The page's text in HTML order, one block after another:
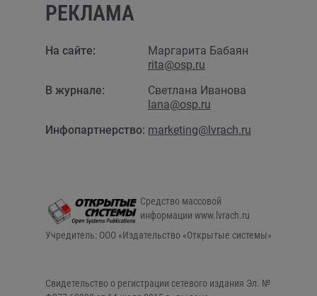
РЕКЛАМА
На сайте:
Маргарита Бабаян
rita@osp.ru
В журнале:
Светлана Иванова
lana@osp.ru
Инфопартнерство: marketing@lvrach.ru
Средство массовой
информации www.lvrach.ru
Учредитель: ООО «Издательство «Открытые системы»
Свидетельство о регистрации сетевого издания Эл. №